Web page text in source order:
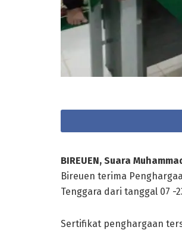
BIREUEN, Suara
Bireuen terima
Tenggara dari tanggal 07 -
Sertifikat penghargaan